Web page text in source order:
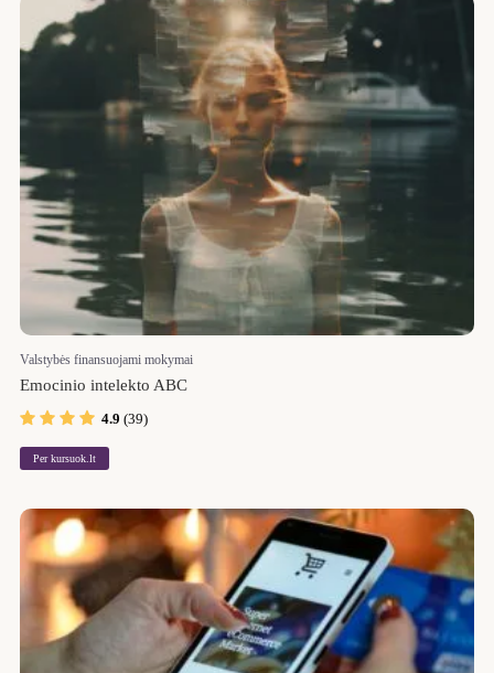
Valstybės finansuojami mokymai
Emocinio intelekto ABC
4.9 (39)
Per kursuok.lt